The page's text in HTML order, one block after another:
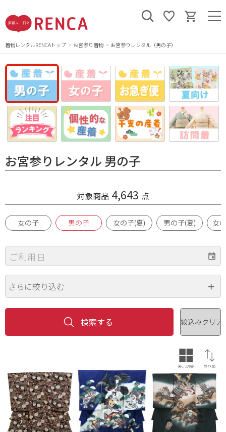
着物レンタルRENCAトップ お宮参り着物 お宮参りレンタル（男の子）
お宮参りレンタル 男の子
対象商品 4,643 点
女の子 男の子 女の子(夏) 男の子(夏) 女
ご利用日
さらに絞り込む
色
※複数選択可